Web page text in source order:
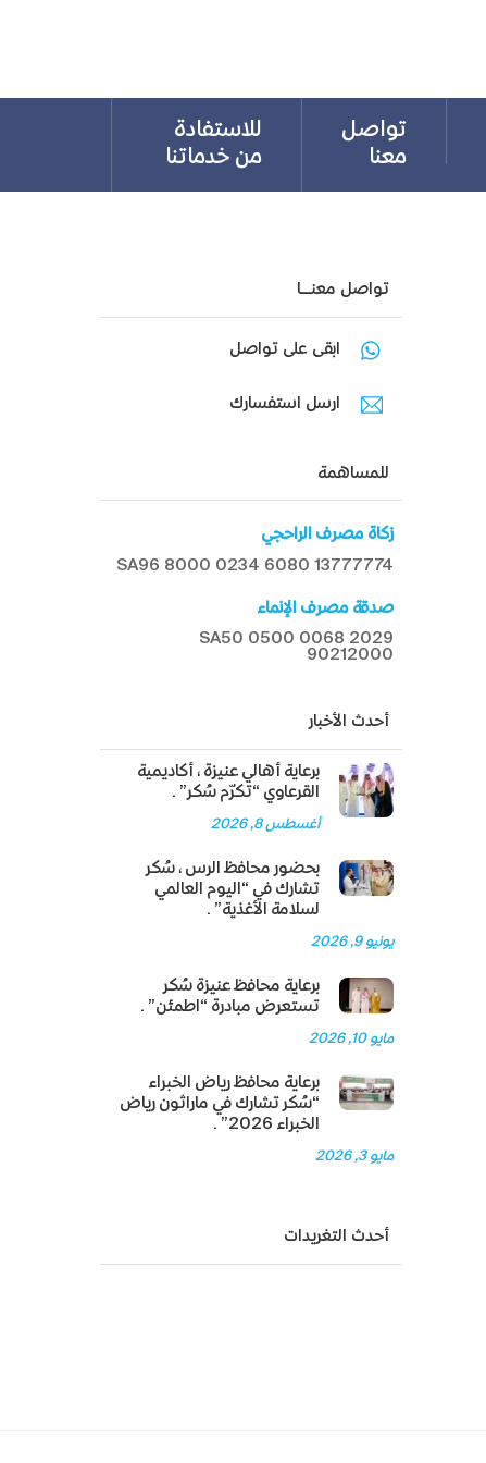
تواصل
معنا
للاستفادة
من خدماتنا
تواصل معنـــا
ابقى على تواصل
ارسل استفسارك
للمساهمة
زكاة مصرف الراحجي
SA96 8000 0234 6080 13777774
صدقة مصرف الإنماء
SA50 0500 0068 2029
90212000
أحدث الأخبار
برعاية أهالي عنيزة، أكاديمية
القرعاوي “تكرّم سُكر”.
أغسطس 8, 2026
بحضور محافظ الرس، سُكر
تشارك في “اليوم العالمي
لسلامة الأغذية”.
يونيو 9, 2026
برعاية محافظ عنيزة سُكر
تستعرض مبادرة “اطمئن”.
مايو 10, 2026
برعاية محافظ رياض الخبراء
“سُكر تشارك في ماراثون رياض
الخبراء 2026”.
مايو 3, 2026
أحدث التغريدات